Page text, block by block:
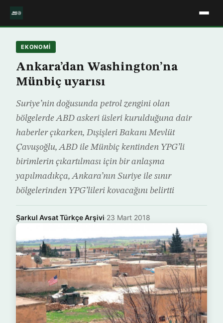
EKONOMİ
Ankara’dan Washington’na
Münbiç uyarısı
Suriye’nin doğusunda petrol zengini olan
bölgelerde ABD askeri üsleri kurulduğuna dair
haberler çıkarken, Dışişleri Bakanı Mevlüt
Çavuşoğlu, ABD ile Münbiç kentinden YPG’li
birimlerin çıkartılması için bir anlaşma
yapılmadıkça, Ankara’nın Suriye ile sınır
bölgelerinden YPG’lileri kovacağını belirtti
Şarkul Avsat Türkçe Arşivi·23 Mart 2018